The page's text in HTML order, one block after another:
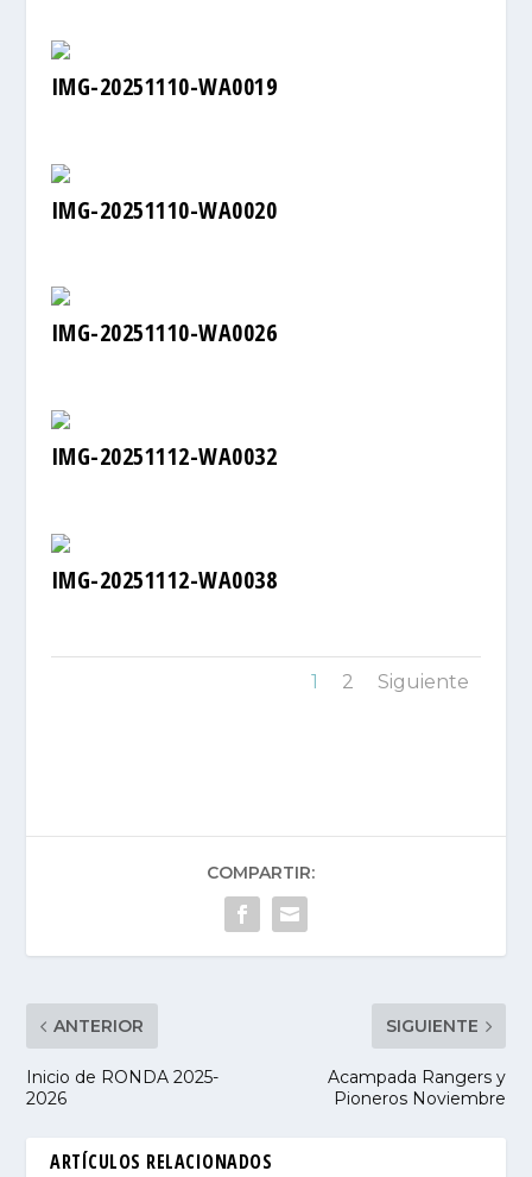
IMG-20251110-WA0019
IMG-20251110-WA0020
IMG-20251110-WA0026
IMG-20251112-WA0032
IMG-20251112-WA0038
1 2 Siguiente
COMPARTIR:
ANTERIOR
Inicio de RONDA 2025-
2026
SIGUIENTE
Acampada Rangers y
Pioneros Noviembre
ARTÍCULOS RELACIONADOS